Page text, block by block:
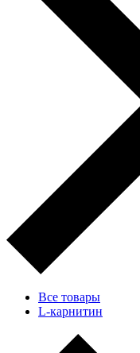
Все товары
L-карнитин